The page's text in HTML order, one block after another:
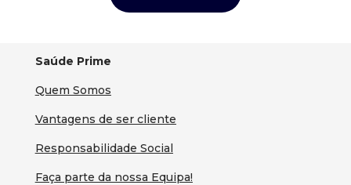
Saúde Prime
Quem Somos
Vantagens de ser cliente
Responsabilidade Social
Faça parte da nossa Equipa!